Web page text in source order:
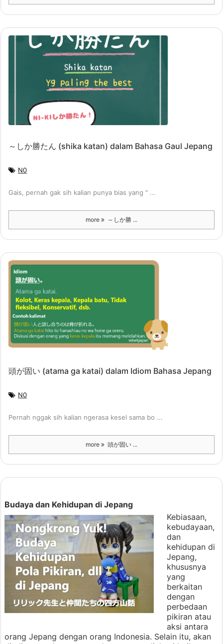
～しか勝たん (shika katan) dalam Bahasa Gaul Jepang
N0
Gais, pernah gak sih kalian punya bias yang " ...
more ～しか勝 ...
頭が固い (atama ga katai) dalam Idiom Bahasa Jepang
N0
Pernah nggak sih kalian ngerasa kesel sama bo ...
more 頭が固い ...
Budaya dan Kehidupan di Jepang
Kebiasaan,
kebudayaan,
dan
kehidupan di
Jepang,
khususnya
yang
berkaitan
dengan
perbedaan
pikiran atau
aksi antara
orang Jepang dengan orang Indonesia. Selain itu, akan